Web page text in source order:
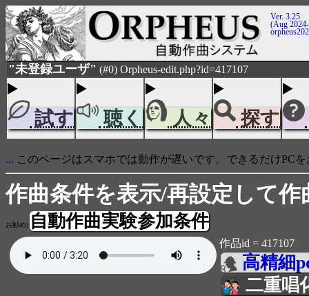
Ver. 3.25
(Aug
"未登録ユーザ" (#0) Orpheus-edit.php?id=417107
試す 聴く 人々 探す
... このページはスマホでは動作が遅いです。できるだけPC
作曲条件を表示/再設定して作
お勧め)自動作曲実験参加条件
作品id = 417107
高精細
二重唱